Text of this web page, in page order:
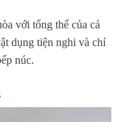
với tổng thể của cả
dụng tiện nghi và chỉ
núc.